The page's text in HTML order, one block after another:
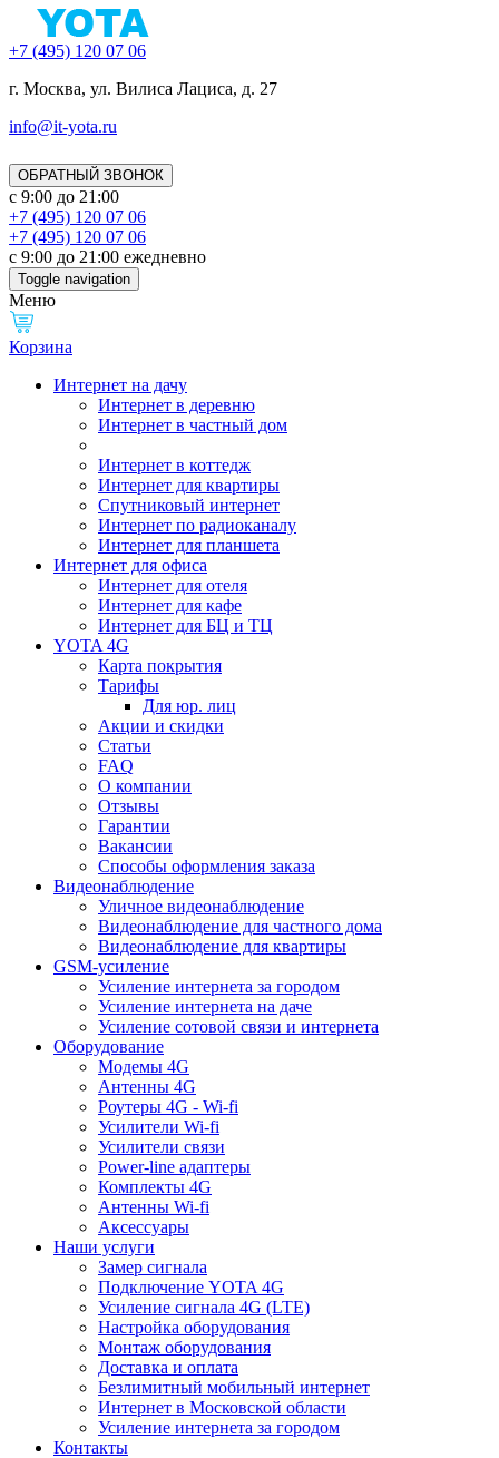
+7 (495) 120 07 06
г. Москва, ул. Вилиса Лациса, д. 27
info@it-yota.ru
ОБРАТНЫЙ ЗВОНОК
с 9:00 до 21:00
+7 (495) 120 07 06
+7 (495) 120 07 06
с 9:00 до 21:00 ежедневно
Toggle navigation
Меню
Корзина
Интернет на дачу
Интернет в деревню
Интернет в частный дом
Интернет в коттедж
Интернет для квартиры
Спутниковый интернет
Интернет по радиоканалу
Интернет для планшета
Интернет для офиса
Интернет для отеля
Интернет для кафе
Интернет для БЦ и ТЦ
YOTA 4G
Карта покрытия
Тарифы
Для юр. лиц
Акции и скидки
Статьи
FAQ
О компании
Отзывы
Гарантии
Вакансии
Способы оформления заказа
Видеонаблюдение
Уличное видеонаблюдение
Видеонаблюдение для частного дома
Видеонаблюдение для квартиры
GSM-усиление
Усиление интернета за городом
Усиление интернета на даче
Усиление сотовой связи и интернета
Оборудование
Модемы 4G
Антенны 4G
Роутеры 4G - Wi-fi
Усилители Wi-fi
Усилители связи
Power-line адаптеры
Комплекты 4G
Антенны Wi-fi
Аксессуары
Наши услуги
Замер сигнала
Подключение YOTA 4G
Усиление сигнала 4G (LTE)
Настройка оборудования
Монтаж оборудования
Доставка и оплата
Безлимитный мобильный интернет
Интернет в Московской области
Усиление интернета за городом
Контакты